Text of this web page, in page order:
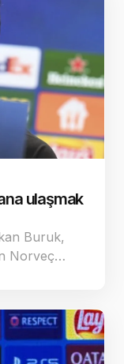
ulaşmak
Buruk,
Norveç…